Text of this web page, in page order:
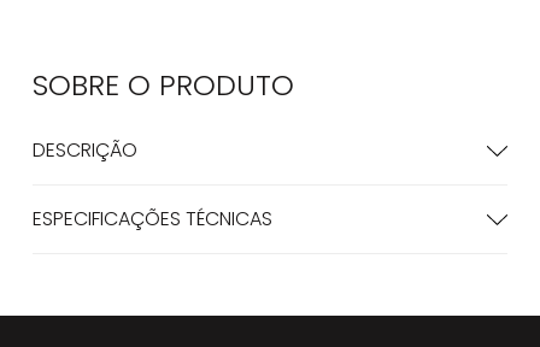
SOBRE O PRODUTO
DESCRIÇÃO
ESPECIFICAÇÕES TÉCNICAS